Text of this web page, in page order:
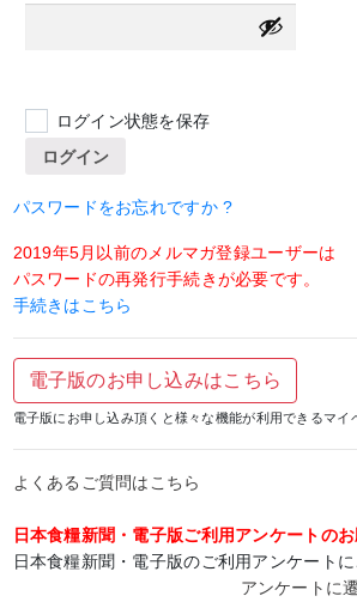
須
ログイン状態を保存
ログイン
パスワードをお忘れですか ?
2019年5月以前のメルマガ登録ユーザーは
パスワードの再発行手続きが必要です。
手続きはこちら
電子版のお申し込みはこちら
電子版にお申し込み頂くと様々な機能が利用できるマイ
よくあるご質問はこちら
日本食糧新聞・電子版ご利用アンケートの
日本食糧新聞・電子版のご利用アンケートに
アンケートに